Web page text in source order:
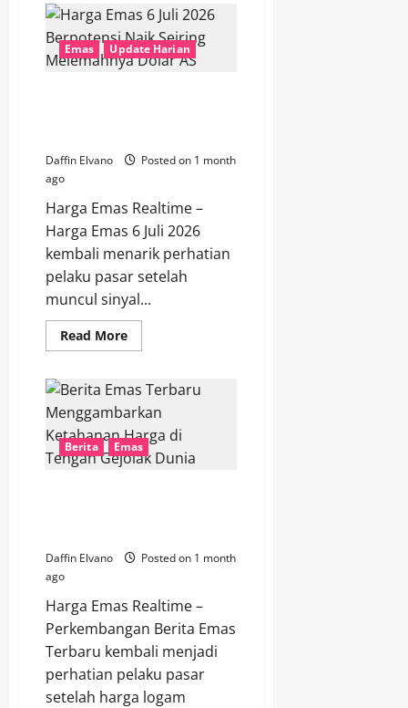
Emas
Terkini
Menjelaskan
Mengapa
Emas
Emas Update Harian
Daffin Elvano
Posted on 1 month
ago
Harga Emas Realtime –
Harga Emas 6 Juli 2026
kembali menarik perhatian
pelaku pasar setelah
muncul sinyal...
Read MoreRead
more
Emas
6
Juli
2026
Berpotensi
Naik
Seiring
Berita Emas
Daffin Elvano
Posted on 1 month
ago
Harga Emas Realtime –
Perkembangan Berita Emas
Terbaru kembali menjadi
perhatian pelaku pasar
setelah harga logam